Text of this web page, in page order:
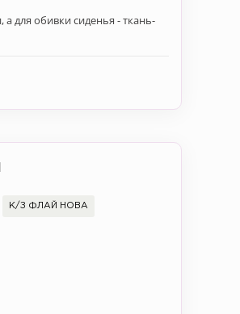
для обивки сиденья - ткань-
К/З ФЛАЙ НОВА